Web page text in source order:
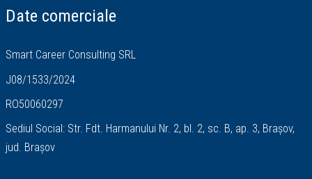
Date comerciale
Smart Career Consulting SRL
J08/1533/2024
RO50060297
Sediul Social: Str. Fdt. Harmanului Nr. 2, bl. 2, sc. B, ap. 3, Brașov,
jud. Brașov